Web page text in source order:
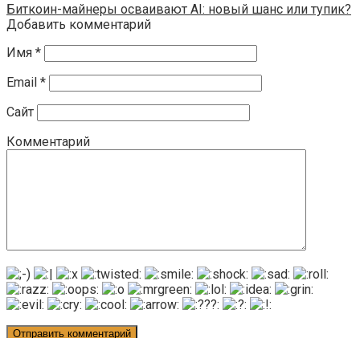
Биткоин-майнеры осваивают AI: новый шанс или тупик?
Добавить комментарий
Имя *
Email *
Сайт
Комментарий